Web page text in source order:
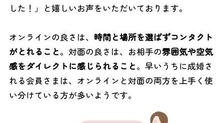
した！」と嬉しいお声をいただいております。
オンラインの良さは、 時間と場所を選ばずコンタクト
がとれること。対面の良さは、お相手の雰囲気や空気
感をダイレクトに感じられること。早いうちに成婚さ
れる会員さまは、オンラインと対面の両方を上手く使
い分けている方が多いようです。